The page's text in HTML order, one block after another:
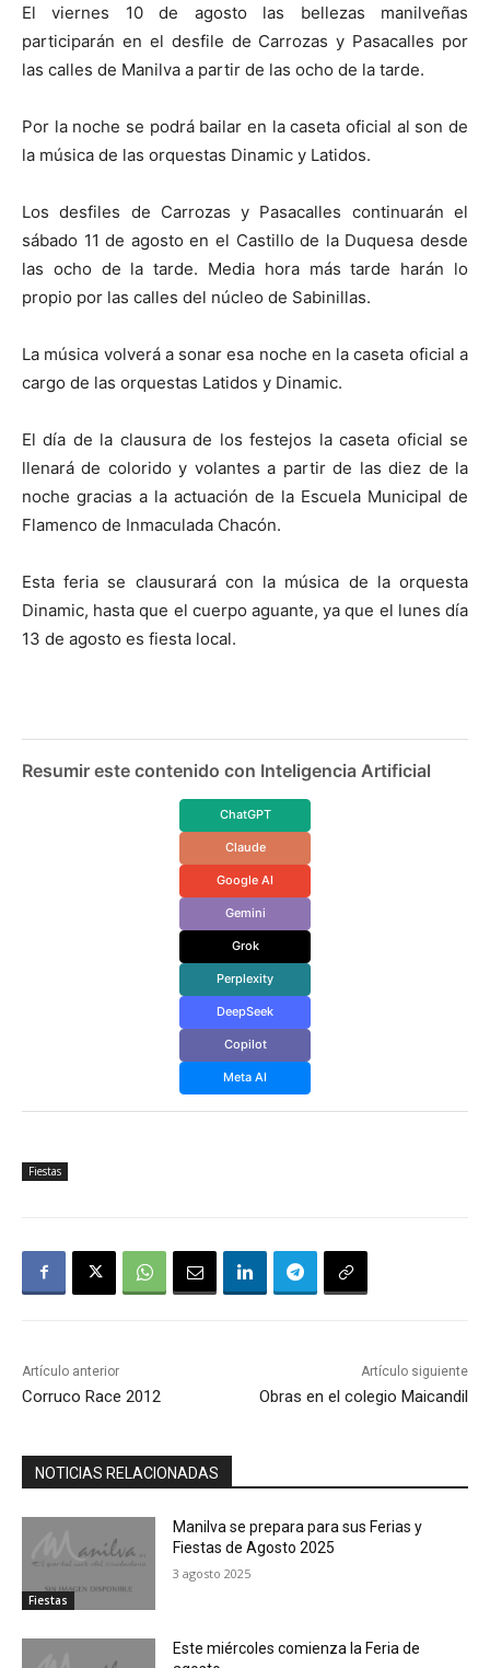
El viernes 10 de agosto las bellezas manilveñas
participarán en el desfile de Carrozas y Pasacalles por
las calles de Manilva a partir de las ocho de la tarde.
Por la noche se podrá bailar en la caseta oficial al son de
la música de las orquestas Dinamic y Latidos.
Los desfiles de Carrozas y Pasacalles continuarán el
sábado 11 de agosto en el Castillo de la Duquesa desde
las ocho de la tarde. Media hora más tarde harán lo
propio por las calles del núcleo de Sabinillas.
La música volverá a sonar esa noche en la caseta oficial a
cargo de las orquestas Latidos y Dinamic.
El día de la clausura de los festejos la caseta oficial se
llenará de colorido y volantes a partir de las diez de la
noche gracias a la actuación de la Escuela Municipal de
Flamenco de Inmaculada Chacón.
Esta feria se clausurará con la música de la orquesta
Dinamic, hasta que el cuerpo aguante, ya que el lunes día
13 de agosto es fiesta local.
Resumir este contenido con Inteligencia Artificial
ChatGPT
Claude
Google AI
Gemini
Grok
Perplexity
DeepSeek
Copilot
Meta AI
Fiestas
Artículo anterior
Corruco Race 2012
Artículo siguiente
Obras en el colegio Maicandil
NOTICIAS RELACIONADAS
Fiestas
Manilva se prepara para sus Ferias y
Fiestas de Agosto 2025
3 agosto 2025
Este miércoles comienza la Feria de